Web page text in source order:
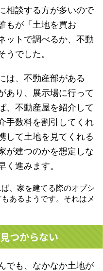
相談する方が多いので
もが「土地を買お
ットで調べるか、不動
うでした。
は、不動産部がある
り、 展示場に行って
、不動産屋を紹介して
手数料を割引
してくれ
して土地を見てくれる
が建つのかを想定しな
く進みます。
、家を建てる際のオプシ
あるようです。それはメ
つからない
でも、なかなか土地が